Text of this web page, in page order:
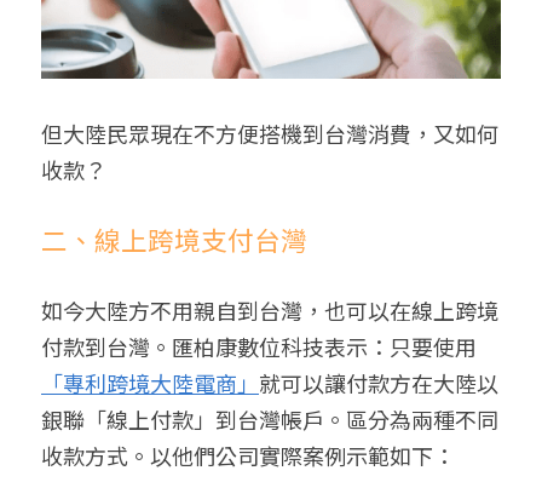
但大陸民眾現在不方便搭機到台灣消費，又如何
收款？
二、線上跨境支付台灣
如今大陸方不用親自到台灣，也可以在線上跨境
付款到台灣。匯柏康數位科技表示：只要使用
「專利跨境大陸電商」 就可以讓付款方在大陸以
銀聯「線上付款」到台灣帳戶。區分為兩種不同
收款方式。以他們公司實際案例示範如下：